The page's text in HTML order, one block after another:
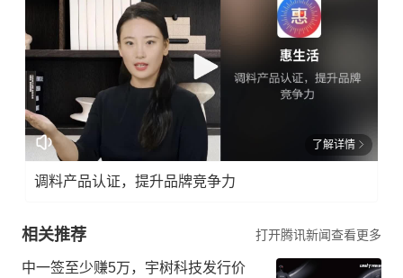
了解详情
调料产品认证，提升品牌竞争力
相关推荐 打开腾讯新闻查看更多
中一签至少赚5万，宇树科技发行价